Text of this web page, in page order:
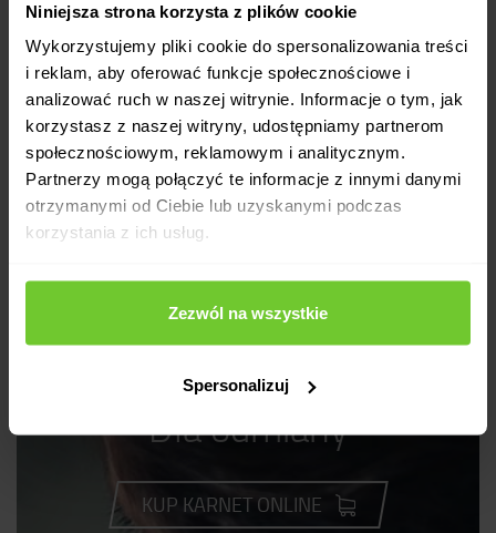
Niniejsza strona korzysta z plików cookie
Wykorzystujemy pliki cookie do spersonalizowania treści
i reklam, aby oferować funkcje społecznościowe i
analizować ruch w naszej witrynie. Informacje o tym, jak
korzystasz z naszej witryny, udostępniamy partnerom
społecznościowym, reklamowym i analitycznym.
Partnerzy mogą połączyć te informacje z innymi danymi
otrzymanymi od Ciebie lub uzyskanymi podczas
korzystania z ich usług.
Zezwól na wszystkie
Spersonalizuj
Dla odmiany
KUP KARNET ONLINE